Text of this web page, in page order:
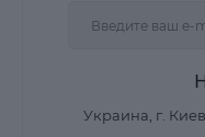
Украина, г.